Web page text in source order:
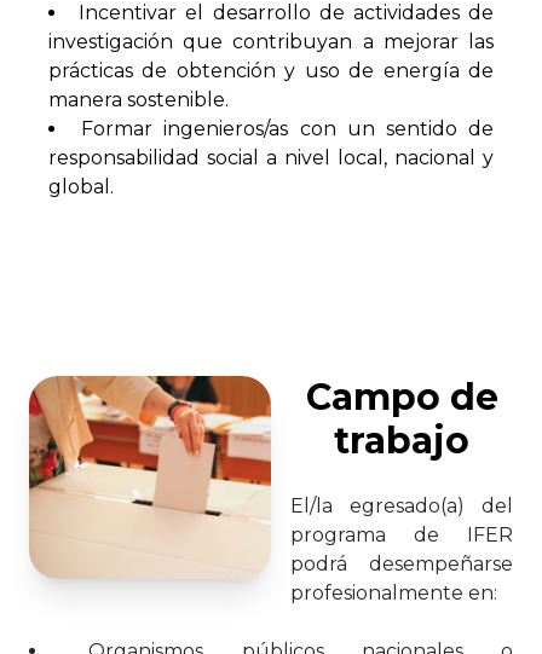
Incentivar el desarrollo de actividades de
investigación que contribuyan a mejorar las
prácticas de obtención y uso de energía de
manera sostenible.
Formar ingenieros/as con un sentido de
responsabilidad social a nivel local, nacional y
global.
Campo de
trabajo
El/la egresado(a) del
programa de IFER
podrá desempeñarse
profesionalmente en: